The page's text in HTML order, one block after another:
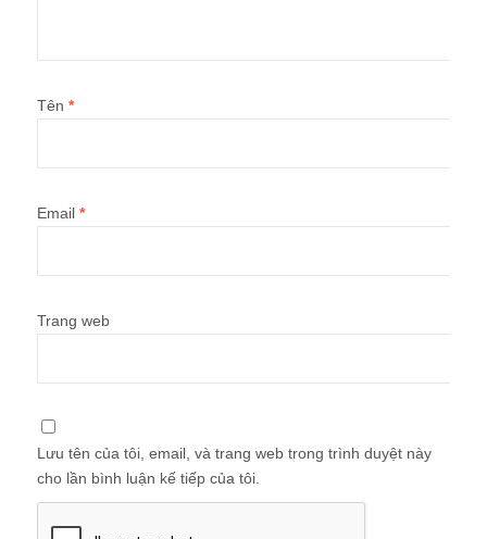
Tên *
Email *
Trang web
Lưu tên của tôi, email, và trang web trong trình duyệt này
cho lần bình luận kế tiếp của tôi.